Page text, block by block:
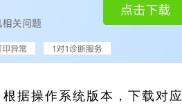
根据操作系统版本，下载对应